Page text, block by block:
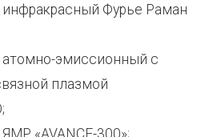
Фурье Раман
атомно-эмиссионный с
плазмой
«AVANCE-300»;